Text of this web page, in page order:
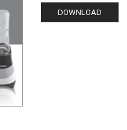
DOWNLOAD